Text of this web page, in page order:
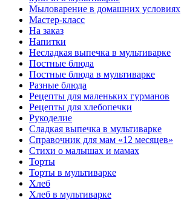
Мыловарение в домашних условиях
Мастер-класс
На заказ
Напитки
Несладкая выпечка в мультиварке
Постные блюда
Постные блюда в мультиварке
Разные блюда
Рецепты для маленьких гурманов
Рецепты для хлебопечки
Рукоделие
Сладкая выпечка в мультиварке
Справочник для мам «12 месяцев»
Стихи о малышах и мамах
Торты
Торты в мультиварке
Хлеб
Хлеб в мультиварке